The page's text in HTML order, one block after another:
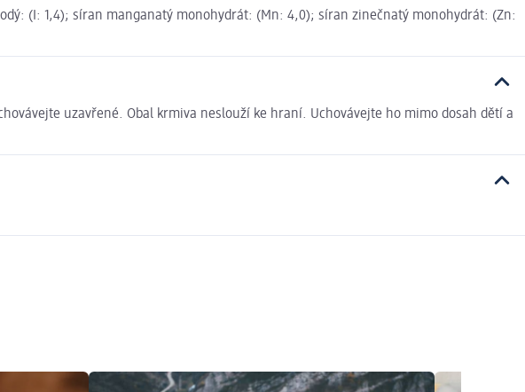
(I: 1,4); síran manganatý monohydrát: (Mn: 4,0); síran zinečnatý monohydrát: (Zn:
uzavřené. Obal krmiva neslouží ke hraní. Uchovávejte ho mimo dosah dětí a